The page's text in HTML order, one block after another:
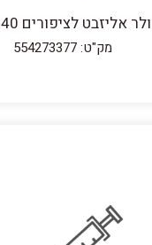
אליזבט לציפורים 140 מ"מ
מק"ט: 554273377